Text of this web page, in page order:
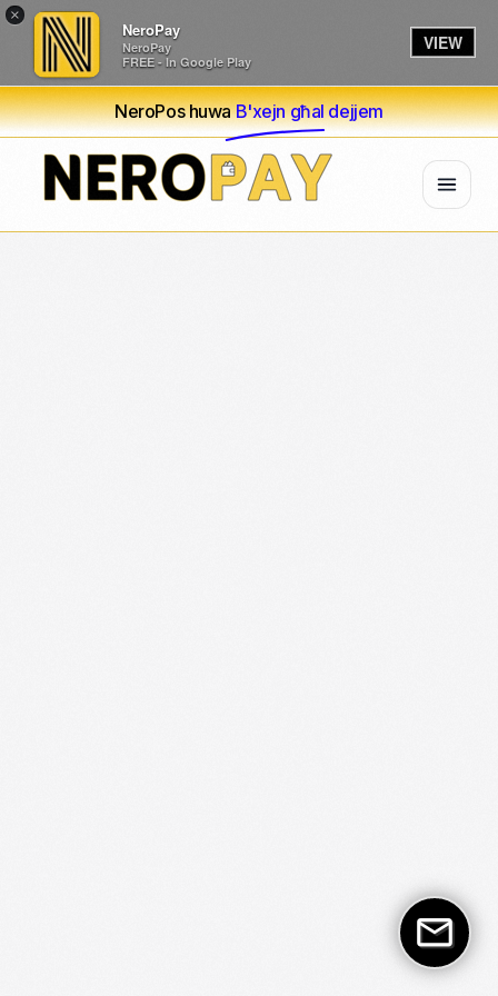
×
NeroPay
NeroPay
FREE - In Google Play
VIEW
NeroPos huwaB'xejn għal dejjem